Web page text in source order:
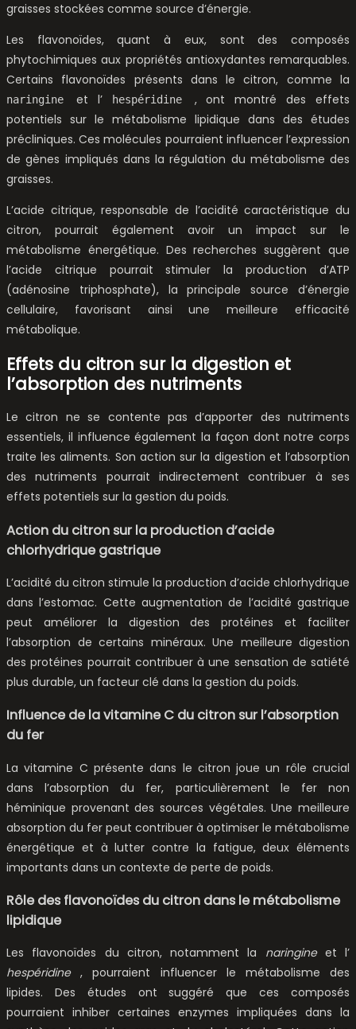
graisses stockées comme source d’énergie.
Les flavonoïdes, quant à eux, sont des composés
phytochimiques aux propriétés antioxydantes remarquables.
Certains flavonoïdes présents dans le citron, comme la
naringine et l’ hespéridine , ont montré des effets
potentiels sur le métabolisme lipidique dans des études
précliniques. Ces molécules pourraient influencer l’expression
de gènes impliqués dans la régulation du métabolisme des
graisses.
L’acide citrique, responsable de l’acidité caractéristique du
citron, pourrait également avoir un impact sur le
métabolisme énergétique. Des recherches suggèrent que
l’acide citrique pourrait stimuler la production d’ATP
(adénosine triphosphate), la principale source d’énergie
cellulaire, favorisant ainsi une meilleure efficacité
métabolique.
Effets du citron sur la digestion et
l’absorption des nutriments
Le citron ne se contente pas d’apporter des nutriments
essentiels, il influence également la façon dont notre corps
traite les aliments. Son action sur la digestion et l’absorption
des nutriments pourrait indirectement contribuer à ses
effets potentiels sur la gestion du poids.
Action du citron sur la production d’acide
chlorhydrique gastrique
L’acidité du citron stimule la production d’acide chlorhydrique
dans l’estomac. Cette augmentation de l’acidité gastrique
peut améliorer la digestion des protéines et faciliter
l’absorption de certains minéraux. Une meilleure digestion
des protéines pourrait contribuer à une sensation de satiété
plus durable, un facteur clé dans la gestion du poids.
Influence de la vitamine C du citron sur l’absorption
du fer
La vitamine C présente dans le citron joue un rôle crucial
dans l’absorption du fer, particulièrement le fer non
héminique provenant des sources végétales. Une meilleure
absorption du fer peut contribuer à optimiser le métabolisme
énergétique et à lutter contre la fatigue, deux éléments
importants dans un contexte de perte de poids.
Rôle des flavonoïdes du citron dans le métabolisme
lipidique
Les flavonoïdes du citron, notamment la naringine et l’
hespéridine, pourraient influencer le métabolisme des
lipides. Des études ont suggéré que ces composés
pourraient inhiber certaines enzymes impliquées dans la